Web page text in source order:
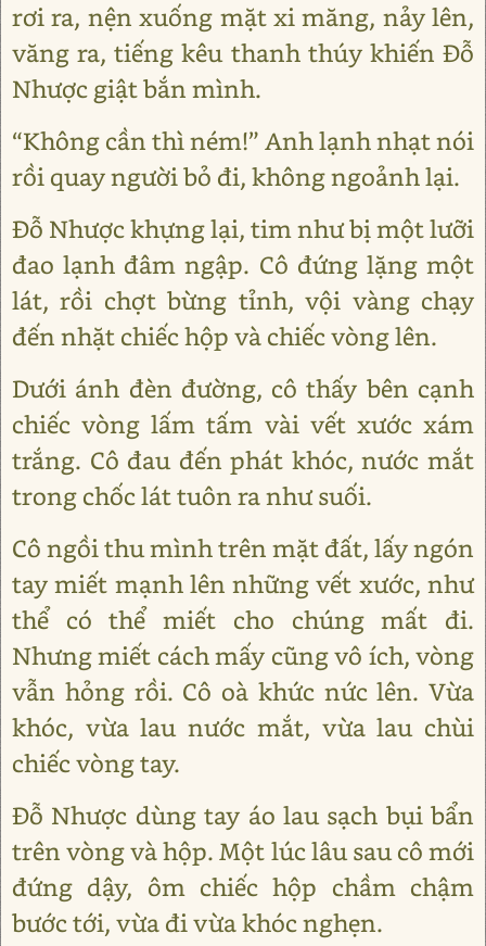
rơi ra, nện xuống mặt xi măng, nảy lên,
văng ra, tiếng kêu thanh thúy khiến Đỗ
Nhược giật bắn mình.
“Không cần thì ném!” Anh lạnh nhạt nói
rồi quay người bỏ đi, không ngoảnh lại.
Đỗ Nhược khựng lại, tim như bị một lưỡi
đao lạnh đâm ngập. Cô đứng lặng một
lát, rồi chợt bừng tỉnh, vội vàng chạy
đến nhặt chiếc hộp và chiếc vòng lên.
Dưới ánh đèn đường, cô thấy bên cạnh
chiếc vòng lấm tấm vài vết xước xám
trắng. Cô đau đến phát khóc, nước mắt
trong chốc lát tuôn ra như suối.
Cô ngồi thu mình trên mặt đất, lấy ngón
tay miết mạnh lên những vết xước, như
thể có thể miết cho chúng mất đi.
Nhưng miết cách mấy cũng vô ích, vòng
vẫn hỏng rồi. Cô oà khức nức lên. Vừa
khóc, vừa lau nước mắt, vừa lau chùi
chiếc vòng tay.
Đỗ Nhược dùng tay áo lau sạch bụi bẩn
trên vòng và hộp. Một lúc lâu sau cô mới
đứng dậy, ôm chiếc hộp chầm chậm
bước tới, vừa đi vừa khóc nghẹn.